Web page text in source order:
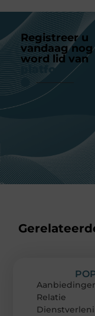
Registreer u
vandaag nog
word lid van
platform
Relatie